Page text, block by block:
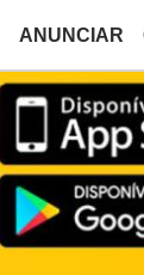
ANUNCIAR